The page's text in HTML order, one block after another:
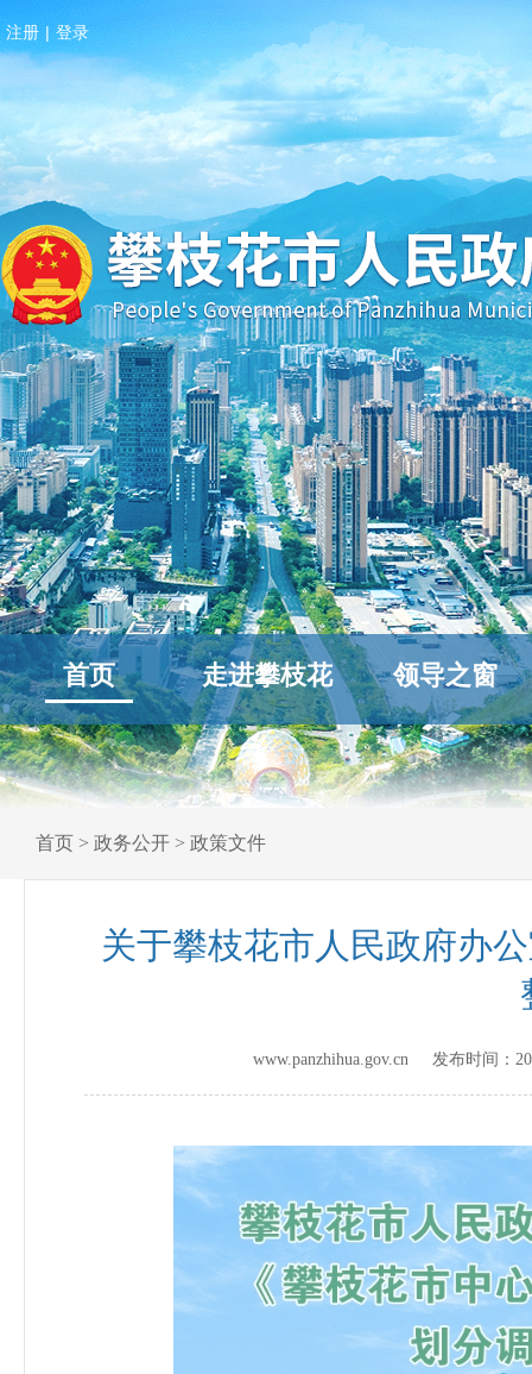
注册 | 登录
首页 走进攀枝花 领导之窗
首页 > 政务公开 > 政策文件
关于攀枝花市人民政府办
www.panzhihua.gov.cn 发布时间：